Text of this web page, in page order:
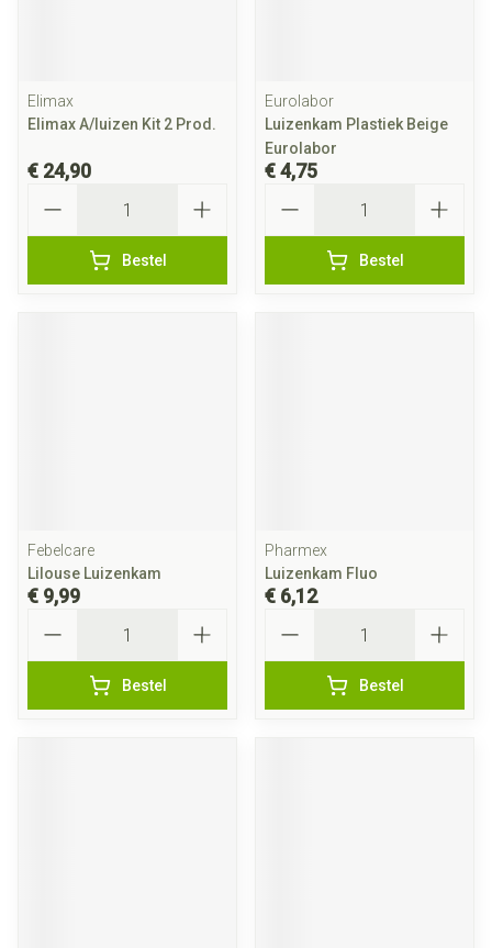
Elimax
Elimax A/luizen Kit 2 Prod.
€ 24,90
Bestel
Eurolabor
Luizenkam Plastiek Beige
Eurolabor
€ 4,75
Bestel
Febelcare
Lilouse Luizenkam
€ 9,99
Bestel
Pharmex
Luizenkam Fluo
€ 6,12
Bestel